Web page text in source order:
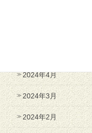
2024年4月
2024年3月
2024年2月